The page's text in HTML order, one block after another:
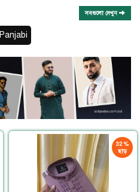
সবগুলো দেখুন
Panjabi
32 %
ছাড়